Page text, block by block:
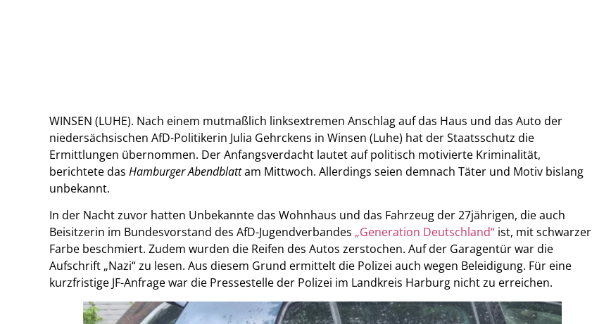
WINSEN (LUHE). Nach einem mutmaßlich linksextremen Anschlag auf das Haus und das Auto der
niedersächsischen AfD-Politikerin Julia Gehrckens in Winsen (Luhe) hat der Staatsschutz die
Ermittlungen übernommen. Der Anfangsverdacht lautet auf politisch motivierte Kriminalität,
berichtete das Hamburger Abendblattam Mittwoch. Allerdings seien demnach Täter und Motiv bislang
unbekannt.
In der Nacht zuvor hatten Unbekannte das Wohnhaus und das Fahrzeug der 27jährigen, die auch
Beisitzerin im Bundesvorstand des AfD-Jugendverbandes „Generation Deutschland“ ist, mit schwarzer
Farbe beschmiert. Zudem wurden die Reifen des Autos zerstochen. Auf der Garagentür war die
Aufschrift „Nazi“ zu lesen. Aus diesem Grund ermittelt die Polizei auch wegen Beleidigung. Für eine
kurzfristige JF-Anfrage war die Pressestelle der Polizei im Landkreis Harburg nicht zu erreichen.